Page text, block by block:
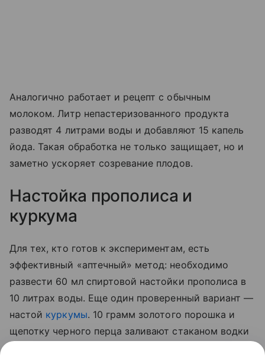
Аналогично работает и рецепт с обычным
молоком. Литр непастеризованного продукта
разводят 4 литрами воды и добавляют 15 капель
йода. Такая обработка не только защищает, но и
заметно ускоряет созревание плодов.
Настойка прополиса и
куркума
Для тех, кто готов к экспериментам, есть
эффективный «аптечный» метод: необходимо
развести 60 мл спиртовой настойки прополиса в
10 литрах воды. Еще один проверенный вариант —
настой куркумы. 10 грамм золотого порошка и
щепотку черного перца заливают стаканом водки